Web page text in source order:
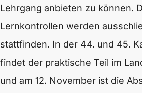
Lehrgang anbieten zu können.
Lernkontrollen werden
stattfinden. In der 44. und 45.
findet der praktische Teil im
und am 12. November ist die